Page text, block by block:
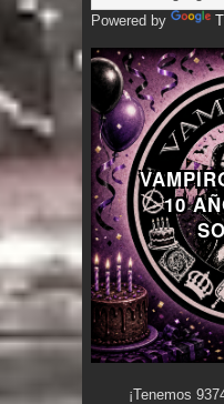
Powered by
10
¡Tenemos